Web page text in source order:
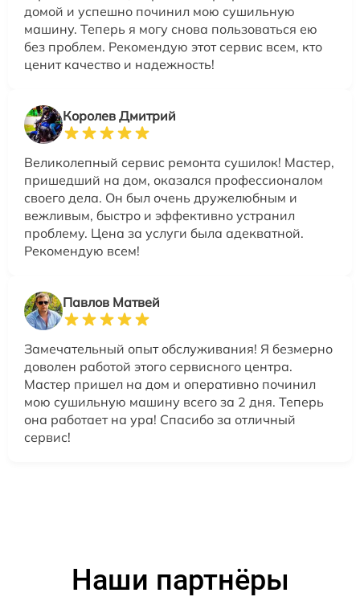
домой и успешно починил мою сушильную
машину. Теперь я могу снова пользоваться ею
без проблем. Рекомендую этот сервис всем, кто
ценит качество и надежность!
Королев Дмитрий
Великолепный сервис ремонта сушилок! Мастер,
пришедший на дом, оказался профессионалом
своего дела. Он был очень дружелюбным и
вежливым, быстро и эффективно устранил
проблему. Цена за услуги была адекватной.
Рекомендую всем!
Павлов Матвей
Замечательный опыт обслуживания! Я безмерно
доволен работой этого сервисного центра.
Мастер пришел на дом и оперативно починил
мою сушильную машину всего за 2 дня. Теперь
она работает на ура! Спасибо за отличный
сервис!
Наши партнёры